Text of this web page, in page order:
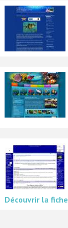
Découvrir la fiche